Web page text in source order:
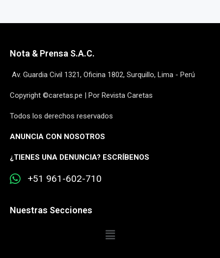
Nota & Prensa S.A.C.
Av. Guardia Civil 1321, Oficina 1802, Surquillo, Lima - Perú
Copyright ©caretas.pe | Por Revista Caretas
Todos los derechos reservados
ANUNCIA CON NOSOTROS
¿TIENES UNA DENUNCIA? ESCRÍBENOS
+51 961-602-710
Nuestras Secciones